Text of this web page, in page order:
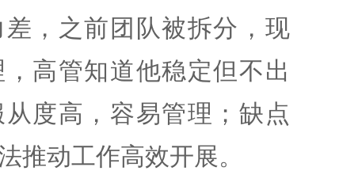
，之前团队被拆分，现
高管知道他稳定但不出
度高，容易管理；缺点
推动工作高效开展。